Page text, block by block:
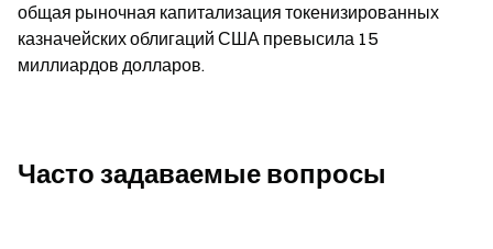
общая рыночная капитализация токенизированных
казначейских облигаций США превысила 15
миллиардов долларов.
Часто задаваемые вопросы